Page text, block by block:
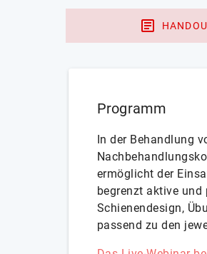
Programm
In der Behandlung
ermöglicht der
begrenzt aktive und
Schienendesign,
passend zu den